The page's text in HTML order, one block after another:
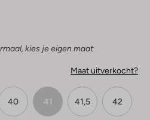
kies je eigen maat
Maat uitverkocht?
40 41 41,5 42